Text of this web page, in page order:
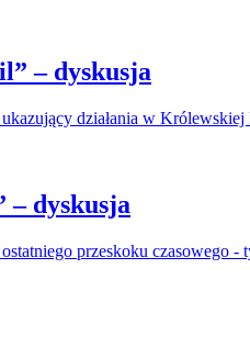
– dyskusja
działania w
– dyskusja
przeskoku czasowego